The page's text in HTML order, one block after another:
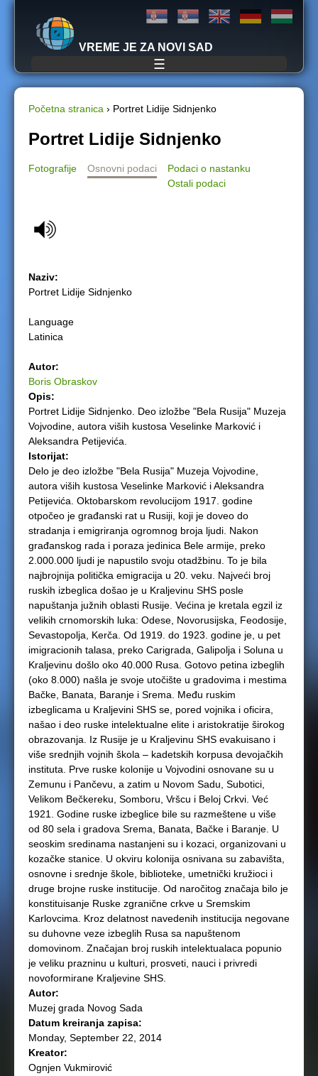
Jump to navigation
VREME JE ZA NOVI SAD
☰
Y
o
e
e
r
e
Početna stranica › Portret Lidije Sidnjenko
Portret Lidije Sidnjenko
Fotografije Osnovni podaci
Podaci o nastanku
Ostali podaci
Naziv:
Portret Lidije Sidnjenko
Language
Latinica
Autor:
Boris Obraskov
Opis:
Portret Lidije Sidnjenko. Deo izložbe "Bela Rusija" Muzeja
Vojvodine, autora viših kustosa Veselinke Marković i
Aleksandra Petijevića.
Istorijat:
Delo je deo izložbe "Bela Rusija" Muzeja Vojvodine,
autora viših kustosa Veselinke Marković i Aleksandra
Petijevića. Oktobarskom revolucijom 1917. godine
otpočeo je građanski rat u Rusiji, koji je doveo do
stradanja i emigriranja ogromnog broja ljudi. Nakon
građanskog rada i poraza jedinica Bele armije, preko
2.000.000 ljudi je napustilo svoju otadžbinu. To je bila
najbrojnija politička emigracija u 20. veku. Najveći broj
ruskih izbeglica došao je u Kraljevinu SHS posle
napuštanja južnih oblasti Rusije. Većina je kretala egzil iz
velikih crnomorskih luka: Odese, Novorusijska, Feodosije,
Sevastopolja, Kerča. Od 1919. do 1923. godine je, u pet
imigracionih talasa, preko Carigrada, Galipolja i Soluna u
Kraljevinu došlo oko 40.000 Rusa. Gotovo petina izbeglih
(oko 8.000) našla je svoje utočište u gradovima i mestima
Bačke, Banata, Baranje i Srema. Među ruskim
izbeglicama u Kraljevini SHS se, pored vojnika i oficira,
našao i deo ruske intelektualne elite i aristokratije širokog
obrazovanja. Iz Rusije je u Kraljevinu SHS evakuisano i
više srednjih vojnih škola – kadetskih korpusa devojačkih
instituta. Prve ruske kolonije u Vojvodini osnovane su u
Zemunu i Pančevu, a zatim u Novom Sadu, Subotici,
Velikom Bečkereku, Somboru, Vršcu i Beloj Crkvi. Već
1921. Godine ruske izbeglice bile su razmeštene u više
od 80 sela i gradova Srema, Banata, Bačke i Baranje. U
seoskim sredinama nastanjeni su i kozaci, organizovani u
kozačke stanice. U okviru kolonija osnivana su zabavišta,
osnovne i srednje škole, biblioteke, umetnički kružioci i
druge brojne ruske institucije. Od naročitog značaja bilo je
konstituisanje Ruske zgranične crkve u Sremskim
Karlovcima. Kroz delatnost navedenih institucija negovane
su duhovne veze izbeglih Rusa sa napuštenom
domovinom. Značajan broj ruskih intelektualaca popunio
je veliku prazninu u kulturi, prosveti, nauci i privredi
novoformirane Kraljevine SHS.
Autor:
Muzej grada Novog Sada
Datum kreiranja zapisa:
Monday, September 22, 2014
Kreator:
Ognjen Vukmirović